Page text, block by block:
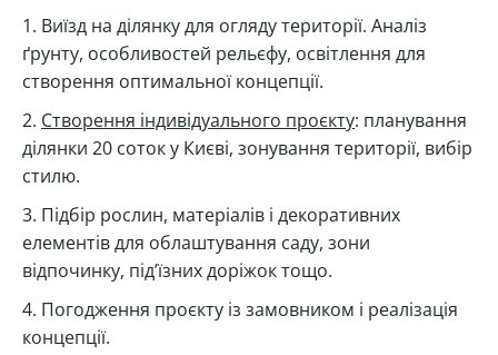
Виїзд на ділянку для огляду території. Аналіз
ґрунту, особливостей рельєфу, освітлення для
створення оптимальної концепції.
Створення індивідуального проєкту: планування
ділянки 20 соток у Києві, зонування території, вибір
стилю.
Підбір рослин, матеріалів і декоративних
елементів для облаштування саду, зони
відпочинку, під’їзних доріжок тощо.
Погодження проєкту із замовником і реалізація
концепції.